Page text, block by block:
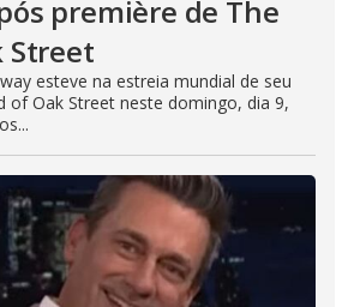
première de The
Street
esteve na estreia mundial de seu
of Oak Street neste domingo, dia 9,